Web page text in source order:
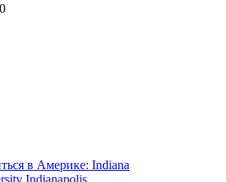
в Америке: Indiana
Indianapolis